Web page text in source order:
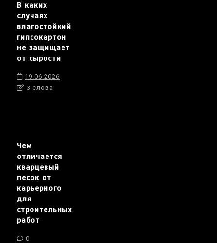
В каких
случаях
влагостойкий
гипсокартон
не защищает
от сырости
19.06.2026
3 слова
Чем
отличается
кварцевый
песок от
карьерного
для
строительных
работ
0